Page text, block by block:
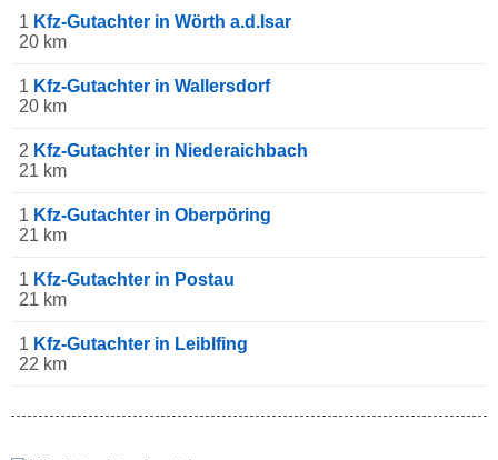
1 Kfz-Gutachter in Wörth a.d.Isar
20 km
1 Kfz-Gutachter in Wallersdorf
20 km
2 Kfz-Gutachter in Niederaichbach
21 km
1 Kfz-Gutachter in Oberpöring
21 km
1 Kfz-Gutachter in Postau
21 km
1 Kfz-Gutachter in Leiblfing
22 km